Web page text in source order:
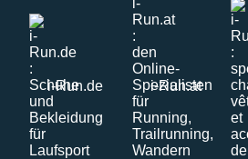
i-Run.de i-Run.at